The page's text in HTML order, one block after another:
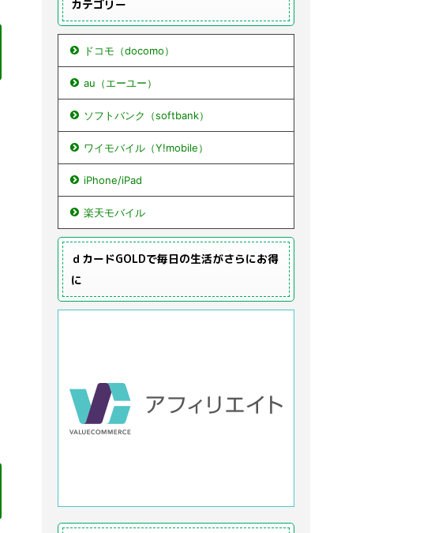
カテゴリー
ドコモ（docomo）
au（エーユー）
ソフトバンク（softbank）
ワイモバイル（Y!mobile）
iPhone/iPad
楽天モバイル
ｄカードGOLDで毎日の生活がさらにお得
に